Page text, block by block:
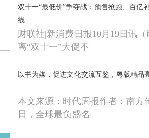
双十一“最低价”争夺战：预售抢跑、百亿
线
财联社|新消费日报10月19日讯
离“双十一”大促不
以书为媒，促进文化交流互鉴，粤版精品
本文来源：时代周报作者：南方
日，全球最负盛名